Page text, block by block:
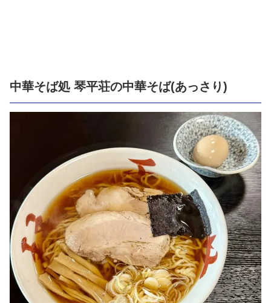
中華そば処 琴平荘の中華そば(あっさり)